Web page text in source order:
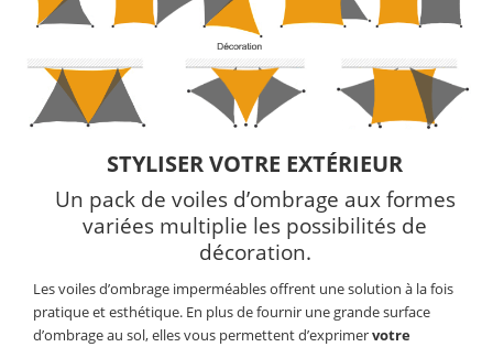
STYLISER VOTRE EXTÉRIEUR
Un pack de voiles d’ombrage aux formes
variées multiplie les possibilités de
décoration.
Les voiles d’ombrage imperméables offrent une solution à la fois
pratique et esthétique. En plus de fournir une grande surface
d’ombrage au sol, elles vous permettent d’exprimervotre